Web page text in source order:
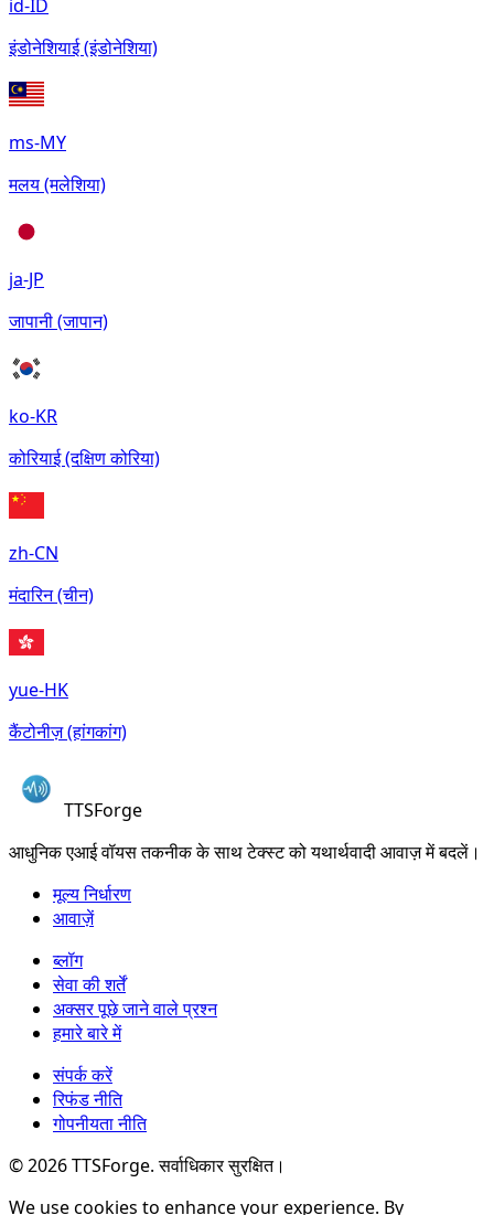
id-ID
इंडोनेशियाई (इंडोनेशिया)
ms-MY
मलय (मलेशिया)
ja-JP
जापानी (जापान)
ko-KR
कोरियाई (दक्षिण कोरिया)
zh-CN
मंदारिन (चीन)
yue-HK
कैंटोनीज़ (हांगकांग)
TTSForge
आधुनिक एआई वॉयस तकनीक के साथ टेक्स्ट को यथार्थवादी आवाज़ में बदलें।
मूल्य निर्धारण
आवाज़ें
ब्लॉग
सेवा की शर्तें
अक्सर पूछे जाने वाले प्रश्न
हमारे बारे में
संपर्क करें
रिफंड नीति
गोपनीयता नीति
©2026TTSForge. सर्वाधिकार सुरक्षित।
We use cookies to enhance your experience. By